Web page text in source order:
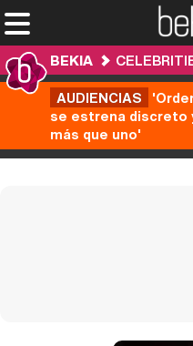
BEKIA
AUDIENCIAS
se estrena discreto
más que uno'